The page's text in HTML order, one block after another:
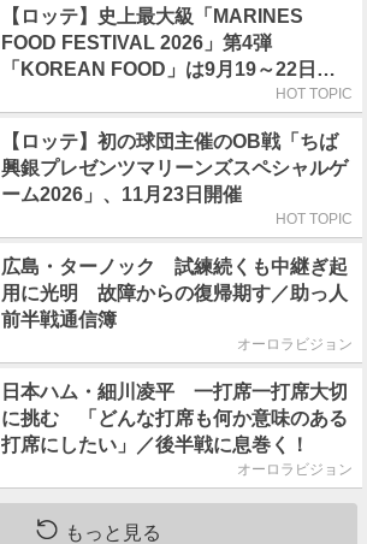
【ロッテ】史上最大級「MARINES
FOOD FESTIVAL 2026」第4弾
「KOREAN FOOD」は9月19～22日／
HOT TOPIC
【ロッテ】初の球団主催のOB戦「ちば
興銀プレゼンツマリーンズスペシャルゲ
ーム2026」、11月23日開催
HOT TOPIC
広島・ターノック 試練続くも中継ぎ起
用に光明 故障からの復帰期す／助っ人
前半戦通信簿
オーロラビジョン
日本ハム・細川凌平 一打席一打席大切
に挑む 「どんな打席も何か意味のある
打席にしたい」／後半戦に息巻く！
オーロラビジョン
もっと見る